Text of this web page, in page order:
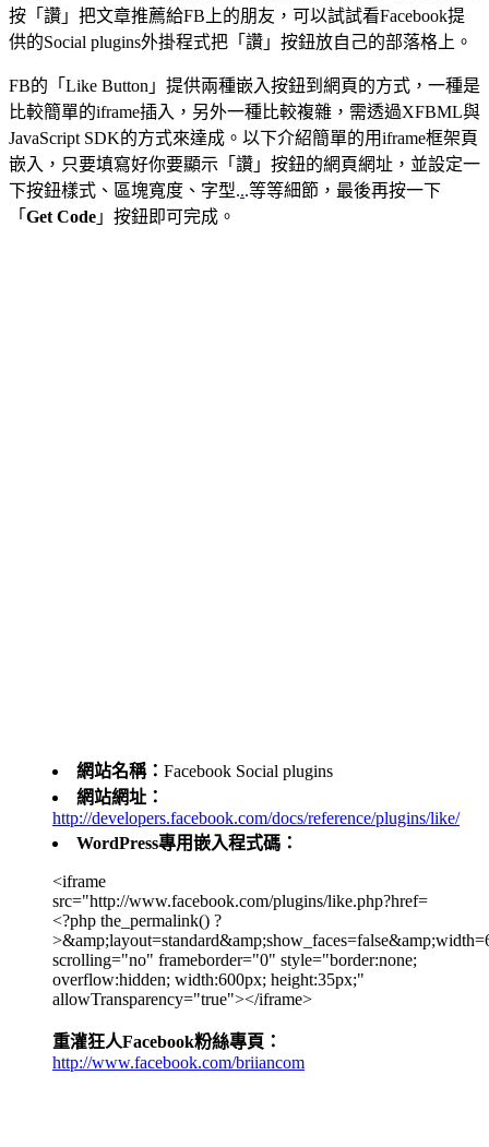
按「讚」把文章推薦給FB上的朋友，可以試試看Facebook提
供的Social plugins外掛程式把「讚」按鈕放自己的部落格上。
FB的「Like Button」提供兩種嵌入按鈕到網頁的方式，一種是
比較簡單的iframe插入，另外一種比較複雜，需透過XFBML與
JavaScript SDK的方式來達成。以下介紹簡單的用iframe框架頁
嵌入，只要填寫好你要顯示「讚」按鈕的網頁網址，並設定一
下按鈕樣式、區塊寬度、字型...等等細節，最後再按一下
「 Get Code 」按鈕即可完成。
網站名稱： Facebook Social plugins
網站網址：
http://developers.facebook.com/docs/reference/plugins/like/
WordPress專用嵌入程式碼：
<iframe
src="http://www.facebook.com/plugins/like.php?href=
<?php the_permalink() ?
scrolling="no" frameborder="0" style="border:none;
overflow:hidden; width:600px; height:35px;"
allowTransparency="true"></iframe>
重灌狂人Facebook粉絲專頁：
http://www.facebook.com/briiancom